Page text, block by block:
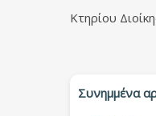
Κτηρίου
Συνημμένα